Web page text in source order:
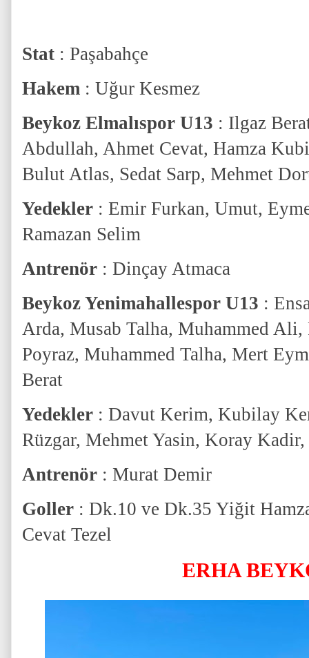
Stat : Paşabahçe
Hakem : Uğur Kesmez
Beykoz Elmalıspor U13 : Ilgaz
Abdullah, Ahmet Cevat, Hamza
Bulut Atlas, Sedat Sarp, Mehmet
Yedekler : Emir Furkan, Umut,
Ramazan Selim
Antrenör : Dinçay Atmaca
Beykoz Yenimahallespor U13 :
Arda, Musab Talha, Muhammed Ali,
Poyraz, Muhammed Talha, Mert
Berat
Yedekler : Davut Kerim, Kubilay
Rüzgar, Mehmet Yasin, Koray
Antrenör : Murat Demir
Goller : Dk.10 ve Dk.35 Yiğit
Cevat Tezel
ERHA